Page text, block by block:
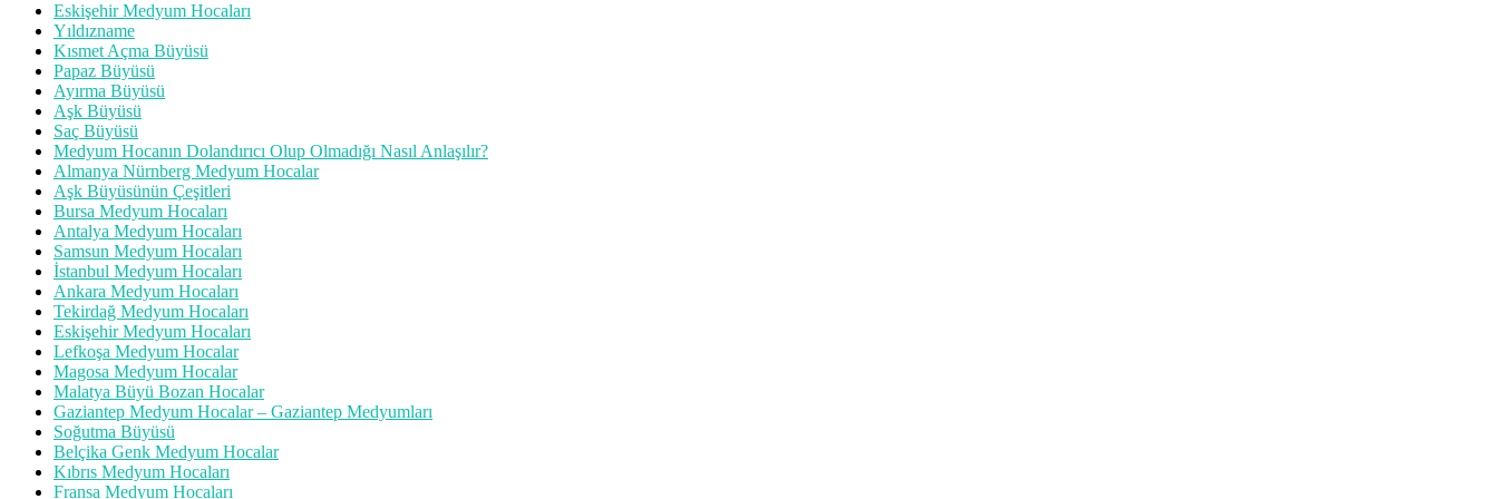
Eskişehir Medyum Hocaları
Yıldızname
Kısmet Açma Büyüsü
Papaz Büyüsü
Ayırma Büyüsü
Aşk Büyüsü
Saç Büyüsü
Medyum Hocanın Dolandırıcı Olup Olmadığı Nasıl Anlaşılır?
Almanya Nürnberg Medyum Hocalar
Aşk Büyüsünün Çeşitleri
Bursa Medyum Hocaları
Antalya Medyum Hocaları
Samsun Medyum Hocaları
İstanbul Medyum Hocaları
Ankara Medyum Hocaları
Tekirdağ Medyum Hocaları
Eskişehir Medyum Hocaları
Lefkoşa Medyum Hocalar
Magosa Medyum Hocalar
Malatya Büyü Bozan Hocalar
Gaziantep Medyum Hocalar – Gaziantep Medyumları
Soğutma Büyüsü
Belçika Genk Medyum Hocalar
Kıbrıs Medyum Hocaları
Fransa Medyum Hocaları